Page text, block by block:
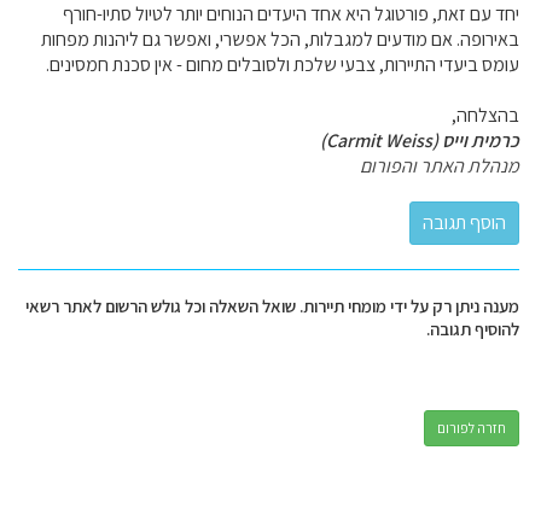
יחד עם זאת, פורטוגל היא אחד היעדים הנוחים יותר לטיול סתיו-חורף
באירופה. אם מודעים למגבלות, הכל אפשרי, ואפשר גם ליהנות מפחות
עומס ביעדי התיירות, צבעי שלכת ולסובלים מחום - אין סכנת חמסינים.
בהצלחה,
כרמית וייס (Carmit Weiss)
מנהלת האתר והפורום
מענה ניתן רק על ידי מומחי תיירות. שואל השאלה וכל גולש הרשום לאתר רשאי
להוסיף תגובה.
חזרה לפורום